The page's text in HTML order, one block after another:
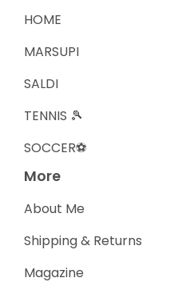
HOME
MARSUPI
SALDI
TENNIS 🎾
SOCCER⚽️
More
About Me
Shipping & Returns
Magazine